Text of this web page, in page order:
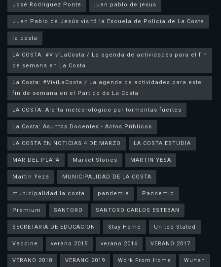
José Rodríguez Ponte
juan pablo de jesus
la costa
LA COSTA: #VivíLaCosta / La agenda de actividades para el fin
de semana en La Costa
La Costa: #VivíLaCosta / La agenda de actividades para este
fin de semana en el Partido de La Costa
LA COSTA: Alerta meteorológico por tormentas fuertes
La Costa: Asuntos Docentes - Actos Públicos
LA COSTA EN NOTICIAS 4 DE MARZO
LA COSTA ESTUDIA
MAR DEL PLATA
Market Stories
MARTIN YESA
Martín Yeza
MUNICIPALIDAD DE LA COSTA
municipalidad la costa
pandemia
Pandemic
Premium
SANTORO
SANTORO CARLOS ESTEBAN
SECRETARIA DE EDUCACION
Stay Home
United Stated
Vaccine
verano 2015 verano 2016
VERANO 2017
VERANO 2018
VERANO 2019 Work From Home Wuhan